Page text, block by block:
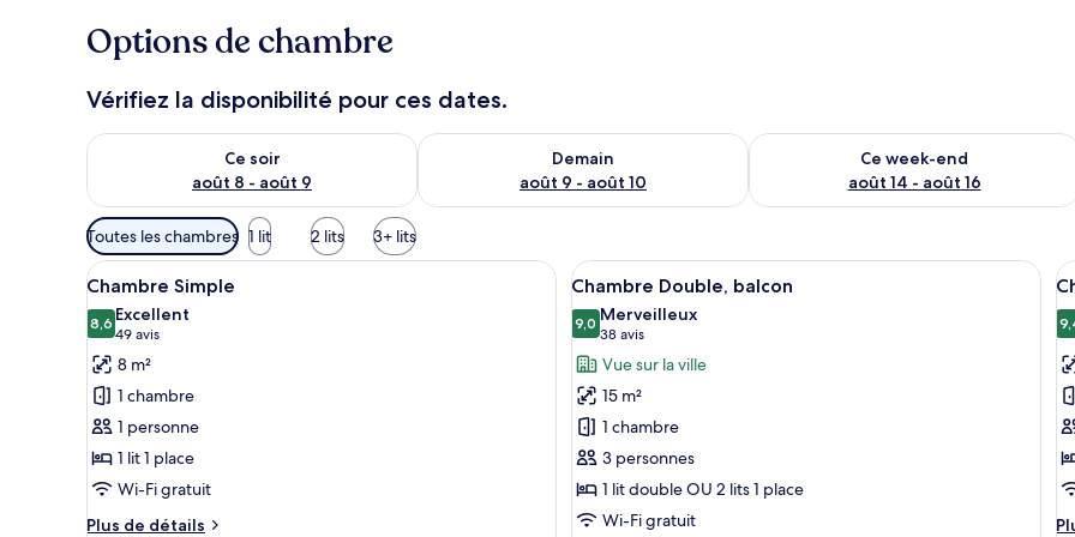
Options de chambre
Vérifiez la disponibilité pour ces dates.
Ce soir
août 8 - août 9
Vérifier la disponibilité pour ce soir août 8 - août 9
Demain
août 9 - août 10
Vérifier la disponibilité pour demain août 9 - août 10
Ce week-end
août 14 - août 16
Vérifier la disponibilité pour ce week-
Filtres
disponibles
pour
les
chambres
Toutes les chambres 1 lit 2 lits 3+ lits
Afficher
toutes
les
photos
pour
ce
type
de
chambre :
Chambre
Un lit bien fait, avec du linge de lit blanc, un téléviseur à écran plat fixé au mur, une lampe de chevet,
5
Chambre Simple
8,68,6 sur 10
Excellent
49 avis
(49 avis)
8 m²
1 chambre
1 personne
1 lit 1 place
Wi-Fi gratuit
Plus de détails
Plus
Afficher
toutes
les
photos
pour
ce
type
de
chambre :
Chambre
Une chambre moderne avec un
9
Chambre Double, balcon
9,09,0 sur 10
Merveilleux
38 avis
(38 avis)
Vue sur la ville
15 m²
1 chambre
3 personnes
1 lit double OU 2 lits 1 place
Wi-Fi gratuit